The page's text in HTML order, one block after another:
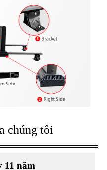
chúng tôi
11 năm